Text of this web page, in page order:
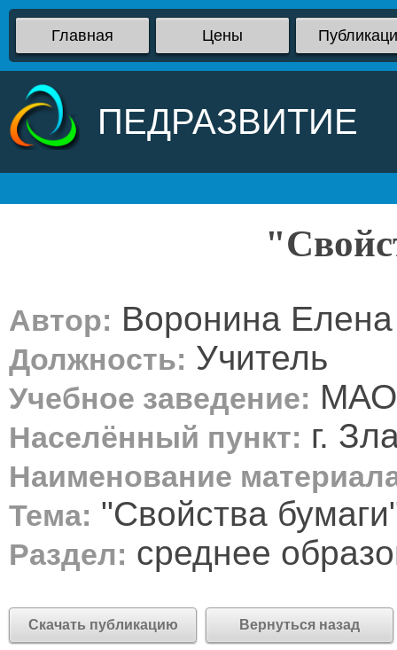
Главная Цены
ПЕДРАЗВИТИЕ
Автор: Воронина
Должность: Учитель
Учебное заведение:
Населённый пункт: г.
Наименование
Тема: "Свойства
Раздел: среднее
Скачать публикацию Вернуться назад